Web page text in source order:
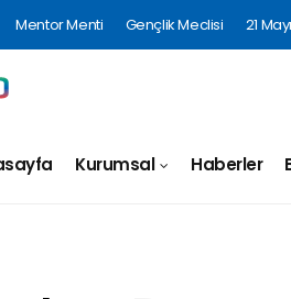
Mentor Menti Gençlik Meclisi 21
Kurumsal Haberler